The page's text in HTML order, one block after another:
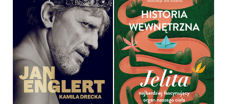
BEZ OKLASKÓW
KAMILA DRECKA, JAN
ENGLERT
OPRAWA TWARDA
HISTORIA WEWNĘTRZNA.
JELITA – NAJBARDZIEJ
FASCYNUJĄCY ORGAN
NASZEGO CIAŁA
GIULIA ENDERS
OPRAWA MIĘKKA